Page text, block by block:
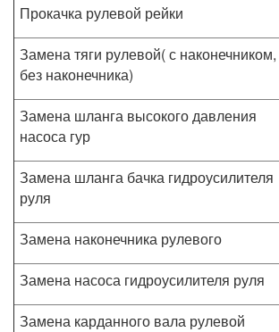
Прокачка рулевой рейки
Замена тяги рулевой( с наконечником,
без наконечника)
Замена шланга высокого давления
насоса гур
Замена шланга бачка гидроусилителя
руля
Замена наконечника рулевого
Замена насоса гидроусилителя руля
Замена карданного вала рулевой